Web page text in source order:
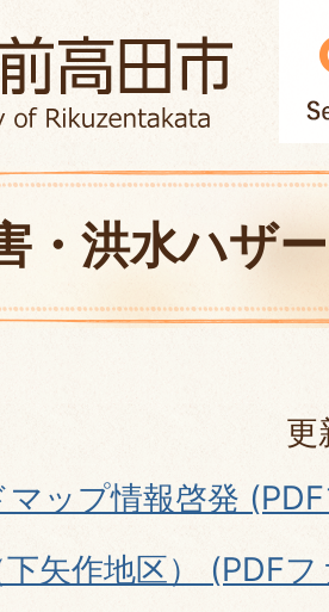
・洪水ハザ
更
マップ情報啓発
下矢作地区） (PDF